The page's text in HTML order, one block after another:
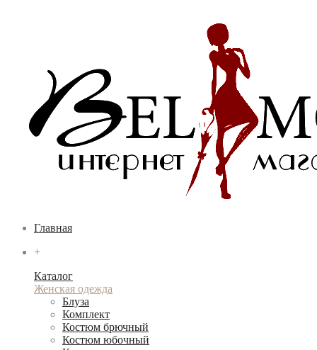
Главная
+
Каталог
Женская одежда
Блуза
Комплект
Костюм брючный
Костюм юбочный